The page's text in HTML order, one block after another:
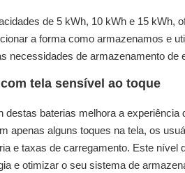
de 5 kWh, 10 kWh e 15 kWh,
a forma como armazenamos e
necessidades de armazenamento de
tela sensível ao toque
destas baterias melhora a
apenas alguns toques na tela, os
e taxas de carregamento. Este
e otimizar o seu sistema de